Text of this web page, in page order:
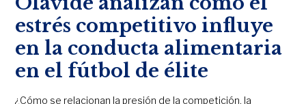
estrés competitivo influye
en la conducta alimentaria
en el fútbol de élite
¿Cómo se relacionan la presión de la competición, la